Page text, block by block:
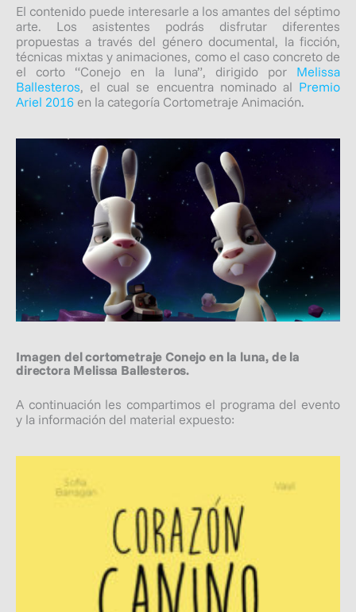
El contenido puede interesarle a los amantes del séptimo
arte. Los asistentes podrás disfrutar diferentes
propuestas a través del género documental, la ficción,
técnicas mixtas y animaciones, como el caso concreto de
el corto “Conejo en la luna”, dirigido por Melissa
Ballesteros, el cual se encuentra nominado al Premio
Ariel 2016 en la categoría Cortometraje Animación.
Imagen del cortometrajeConejo en la luna, de la
directora Melissa Ballesteros.
A continuación les compartimos el programa del evento
y la información del material expuesto: